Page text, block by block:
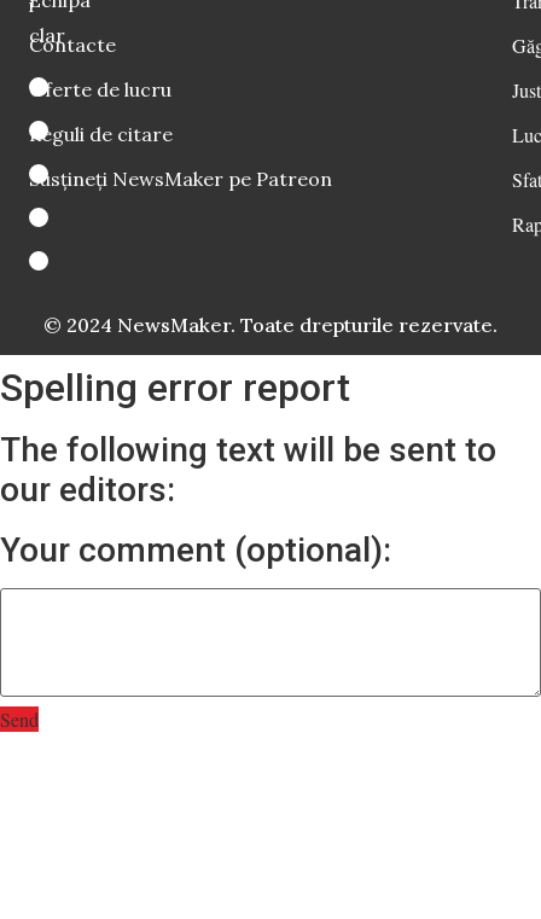
i
clar
Contacte
Oferte de lucru
Reguli de citare
Susțineți NewsMaker pe Patreon
© 2024 NewsMaker. Toate drepturile rezervate.
Spelling error report
The following text will be sent to
our editors:
Your comment (optional):
Send